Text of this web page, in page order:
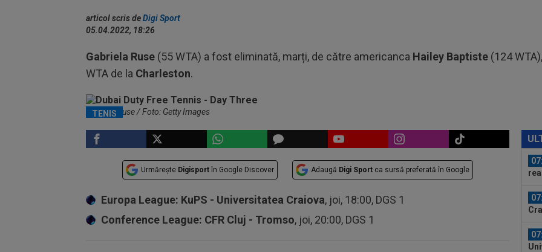
articol scris deDigi Sport
05.04.2022, 18:26
Gabriela Ruse (55 WTA) a fost eliminată, marți, de către americanca Hailey Baptiste (124
WTA de la Charleston.
TENIS
Gabriela Ruse / Foto: Getty Images
Urmărește Digisport în Google Discover Adaugă Digi Sport ca sursă preferată în Google
Europa League: KuPS - Universitatea Craiova, joi, 18:00, DGS 1
Conference League: CFR Cluj - Tromso, joi, 20:00, DGS 1